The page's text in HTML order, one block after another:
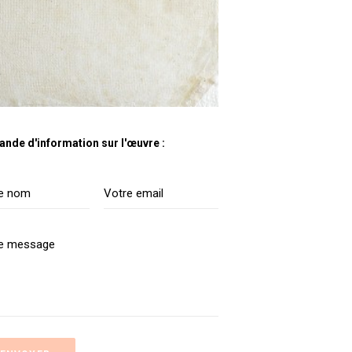
d'information sur l'œuvre :